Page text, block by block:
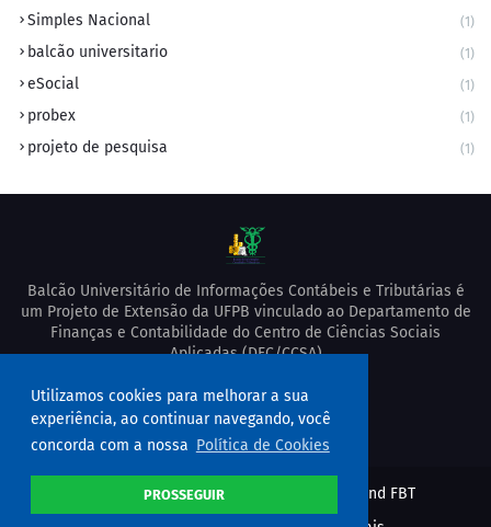
Utilizamos cookies para melhorar a sua
experiência, ao continuar navegando, você
concorda com a nossa Política de Cookies
PROSSEGUIR
Simples Nacional (1)
balcão universitario (1)
eSocial (1)
probex (1)
projeto de pesquisa (1)
Balcão Universitário de Informações Contábeis e Tributárias é
um Projeto de Extensão da UFPB vinculado ao Departamento de
Finanças e Contabilidade do Centro de Ciências Sociais
Aplicadas (DFC/CCSA)
Design by -Premium Blogger Templates and FBT